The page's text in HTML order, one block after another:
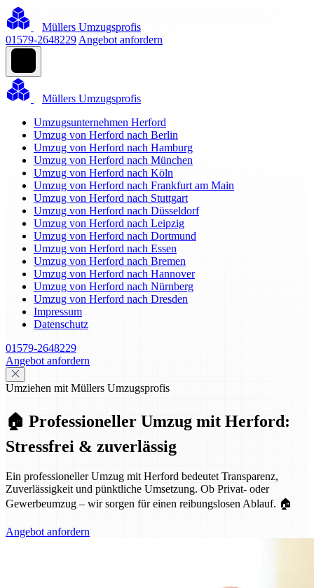
Müllers Umzugsprofis
01579-2648229 Angebot anfordern
Müllers Umzugsprofis
Umzugsunternehmen Herford
Umzug von Herford nach Berlin
Umzug von Herford nach Hamburg
Umzug von Herford nach München
Umzug von Herford nach Köln
Umzug von Herford nach Frankfurt am Main
Umzug von Herford nach Stuttgart
Umzug von Herford nach Düsseldorf
Umzug von Herford nach Leipzig
Umzug von Herford nach Dortmund
Umzug von Herford nach Essen
Umzug von Herford nach Bremen
Umzug von Herford nach Hannover
Umzug von Herford nach Nürnberg
Umzug von Herford nach Dresden
Impressum
Datenschutz
01579-2648229
Angebot anfordern
Umziehen mit Müllers Umzugsprofis
🏠 Professioneller Umzug mit Herford:
Stressfrei & zuverlässig
Ein professioneller Umzug mit Herford bedeutet Transparenz,
Zuverlässigkeit und pünktliche Umsetzung. Ob Privat- oder
Gewerbeumzug – wir sorgen für einen reibungslosen Ablauf. 🏠
Angebot anfordern